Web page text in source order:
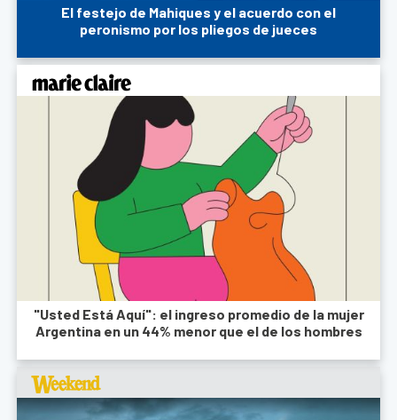
El festejo de Mahiques y el acuerdo con el
peronismo por los pliegos de jueces
"Usted Está Aquí": el ingreso promedio de la mujer
Argentina en un 44% menor que el de los hombres